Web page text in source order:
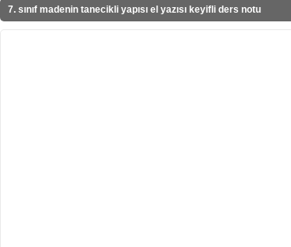
7. sınıf madenin tanecikli yapısı el yazısı keyifli ders notu